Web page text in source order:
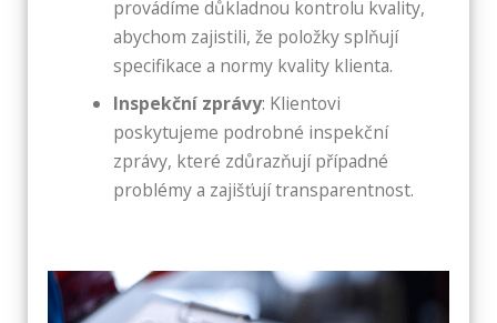
provádíme důkladnou kontrolu kvality,
abychom zajistili, že položky splňují
specifikace a normy kvality klienta.
Inspekční zprávy: Klientovi
poskytujeme podrobné inspekční
zprávy, které zdůrazňují případné
problémy a zajišťují transparentnost.